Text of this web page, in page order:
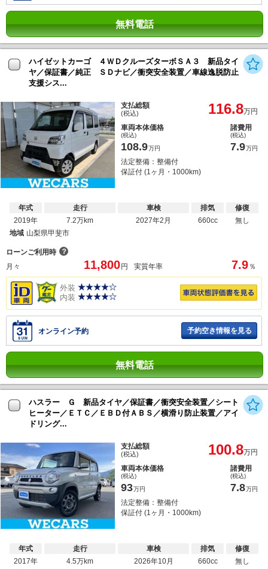
無料電話
ハイゼットカーゴ ４ＷＤクルーズターボＳＡ３ 新品タイ
ヤ／保証書／純正 ＳＤナビ／衝突安全装置／車線逸脱防止
支援シス...
支払総額
(税込) 116.8万円
車両本体価格
(税込)
108.9万円
諸費用
(税込)
7.9万円
法定整備：整備付
保証付 (1ヶ月・1000km)
年式
2019年
走行
7.2万km
車検
2027年2月
排気
660cc
修復
無し
地域 山梨県甲斐市
ローンご利用時 ？
月々
11,800 円 実質年率 7.9 ％
外装
内装
オンライン予約 予約空き情報を見る
無料電話
ハスラー Ｇ 新品タイヤ／保証書／衝突安全装置／シート
ヒーター／ＥＴＣ／ＥＢＤ付ＡＢＳ／横滑り防止装置／アイ
ドリング...
支払総額
(税込) 100.8万円
車両本体価格
(税込)
93万円
諸費用
(税込)
7.8万円
法定整備：整備付
保証付 (1ヶ月・1000km)
年式
2017年
走行
4.5万km
車検
2026年10月
排気
660cc
修復
無し